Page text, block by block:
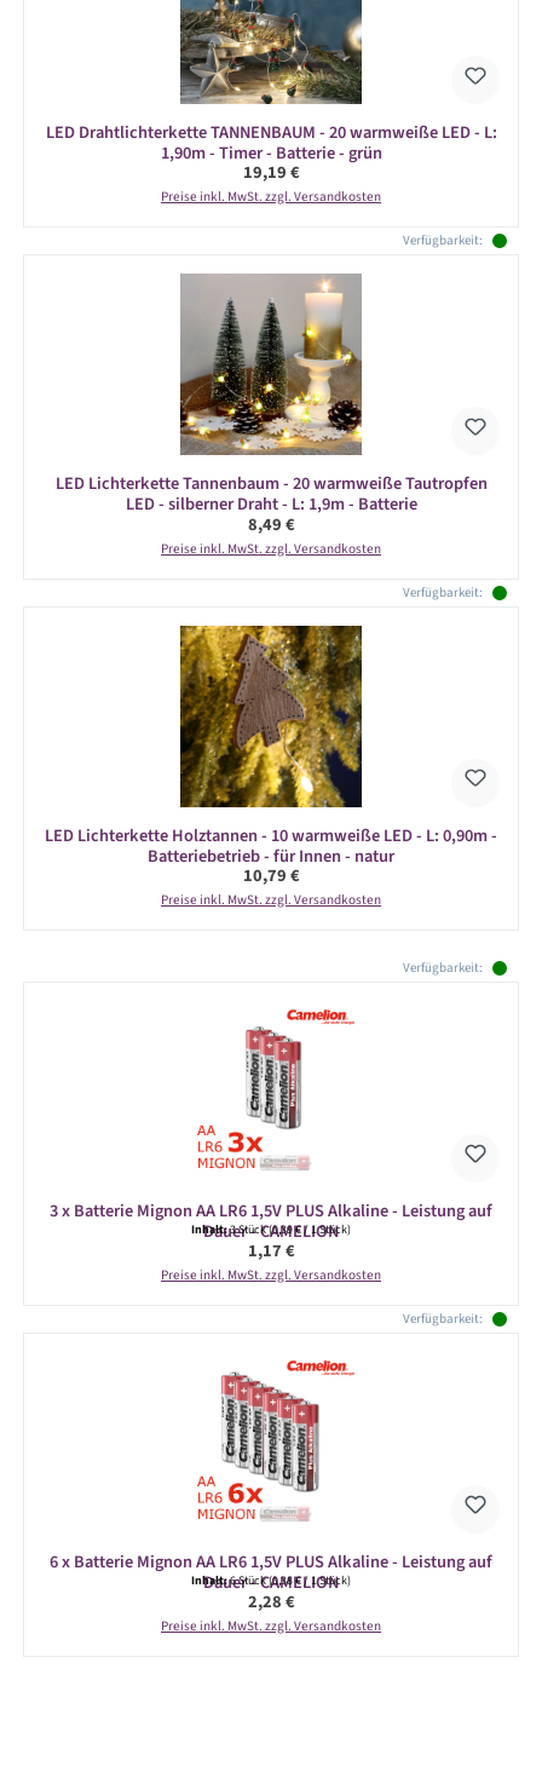
LED Drahtlichterkette TANNENBAUM - 20 warmweiße LED - L:
1,90m - Timer - Batterie - grün
Regulärer Preis:
19,19 €
Preise inkl. MwSt. zzgl. Versandkosten
Verfügbarkeit:
LED Lichterkette Tannenbaum - 20 warmweiße Tautropfen
LED - silberner Draht - L: 1,9m - Batterie
Regulärer Preis:
8,49 €
Preise inkl. MwSt. zzgl. Versandkosten
Verfügbarkeit:
LED Lichterkette Holztannen - 10 warmweiße LED - L: 0,90m -
Batteriebetrieb - für Innen - natur
Regulärer Preis:
10,79 €
Preise inkl. MwSt. zzgl. Versandkosten
Verfügbarkeit:
3 x Batterie Mignon AA LR6 1,5V PLUS Alkaline - Leistung auf
Dauer - CAMELION
Inhalt:3 Stück(0,39 € / 1 Stück)
Regulärer Preis:
1,17 €
Preise inkl. MwSt. zzgl. Versandkosten
Verfügbarkeit:
6 x Batterie Mignon AA LR6 1,5V PLUS Alkaline - Leistung auf
Dauer - CAMELION
Inhalt:6 Stück(0,38 € / 1 Stück)
Regulärer Preis:
2,28 €
Preise inkl. MwSt. zzgl. Versandkosten